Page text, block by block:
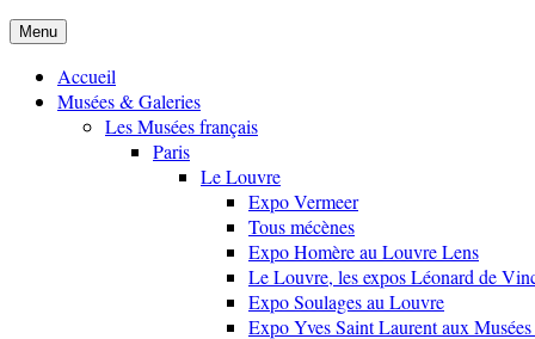
Menu
Accueil
Musées & Galeries
Les Musées français
Paris
Le Louvre
Expo Vermeer
Tous mécènes
Expo Homère au Louvre Lens
Le Louvre, les expos Léonard de
Expo Soulages au Louvre
Expo Yves Saint Laurent aux